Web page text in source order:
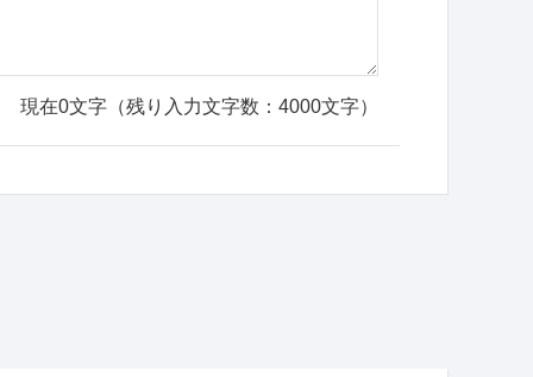
現在0文字（残り入力文字数： 4000文字）